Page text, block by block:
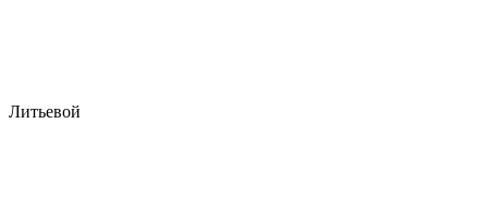
Литьевой